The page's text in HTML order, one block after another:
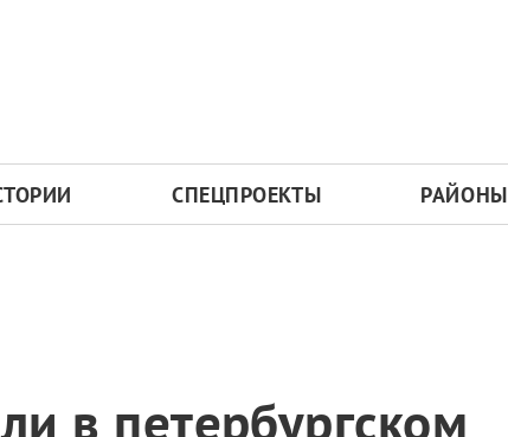
СПЕЦПРОЕКТЫ РАЙОНЫ
в петербургском